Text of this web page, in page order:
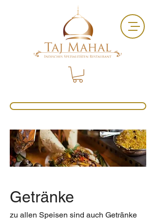
Getränke
zu allen Speisen sind auch Getränke